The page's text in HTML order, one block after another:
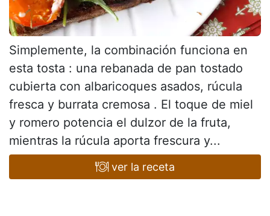
Simplemente, la combinación funciona en
esta tosta : una rebanada de pan tostado
cubierta con albaricoques asados, rúcula
fresca y burrata cremosa . El toque de miel
y romero potencia el dulzor de la fruta,
mientras la rúcula aporta frescura y...
ver la receta